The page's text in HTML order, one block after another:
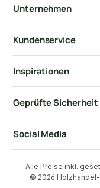
Unternehmen
Kundenservice
Inspirationen
Geprüfte Sicherheit
Social Media
Alle Preise inkl.
© 2026